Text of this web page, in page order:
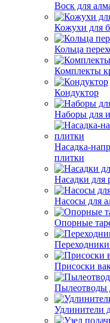
Воск для
Кожухи для
Кольца
Комплекты
Кондуктор
Наборы для
Насадка-
плитки
Насадки
Насосы для
Опорные
Присоски
Пылеотводы
Удлинители